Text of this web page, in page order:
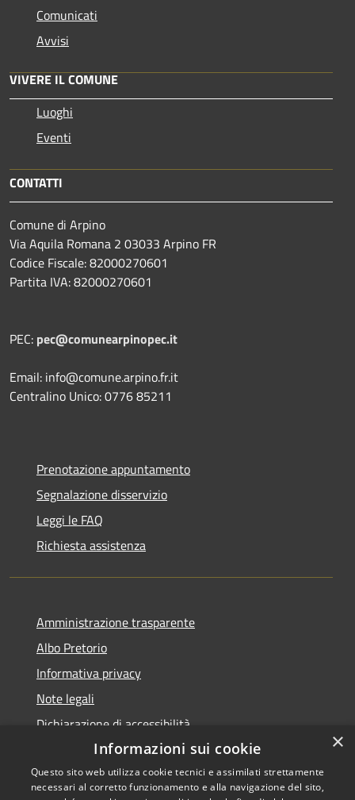
Comunicati
Avvisi
VIVERE IL COMUNE
Luoghi
Eventi
CONTATTI
Comune di Arpino
Via Aquila Romana 2 03033 Arpino FR
Codice Fiscale: 82000270601
Partita IVA: 82000270601
PEC: pec@comunearpinopec.it
Email: info@comune.arpino.fr.it
Centralino Unico: 0776 85211
Prenotazione appuntamento
Segnalazione disservizio
Leggi le FAQ
Richiesta assistenza
Amministrazione trasparente
Albo Pretorio
Informativa privacy
Note legali
Dichiarazione di accessibilità
×
Informazioni sui cookie
Questo sito web utilizza cookie tecnici e assimilati strettamente
necessari al corretto funzionamento e alla navigazione del sito,